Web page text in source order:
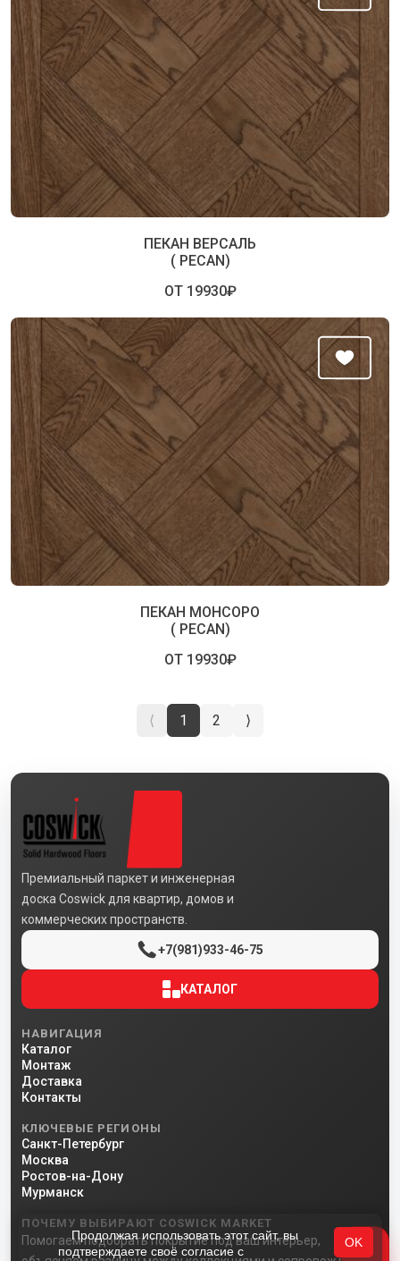
ПЕКАН ВЕРСАЛЬ
( PECAN)
ОТ 19930₽
ПЕКАН МОНСОРО
( PECAN)
ОТ 19930₽
⟨ 1 2 ⟩
Премиальный паркет и инженерная
доска Coswick для квартир, домов и
коммерческих пространств.
+7(981)933-46-75
КАТАЛОГ
НАВИГАЦИЯ
Каталог
Монтаж
Доставка
Контакты
КЛЮЧЕВЫЕ РЕГИОНЫ
Санкт-Петербург
Москва
Ростов-на-Дону
Мурманск
ПОЧЕМУ ВЫБИРАЮТ COSWICK MARKET
Помогаем подобрать покрытие под ваш интерьер,
Продолжая использовать этот сайт, вы
подтверждаете своё согласие с
OK